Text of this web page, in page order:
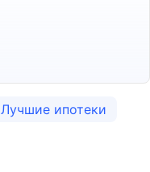
Лучшие ипотеки